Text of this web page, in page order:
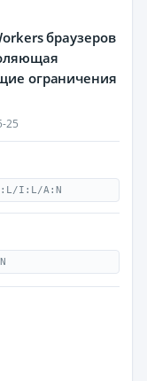
браузеров
ограничения
25
I:L/A:N